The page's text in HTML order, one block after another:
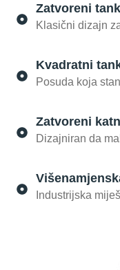
Zatvoreni tank
Klasični dizajn
Kvadratni
Posuda koja
Zatvoreni
Dizajniran da
Industrijska